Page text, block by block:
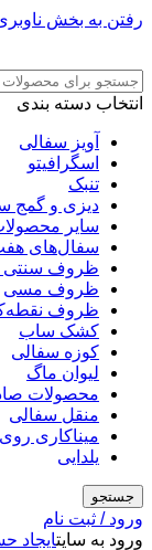
رفتن به بخش
انتخاب دسته بندی
آویز سفالی
اسگرافیتو
تنبک
دیزی و گمج
سایر
سفال‌های
ظروف سنتی
ظروف مسی
ظروف
کشک ساب
کوزه سفالی
لیوان ماگ
محصولات
منقل سفالی
میناکاری
یلدایی
جستجو
ورود / ثبت نام
ورود به سایتایجاد